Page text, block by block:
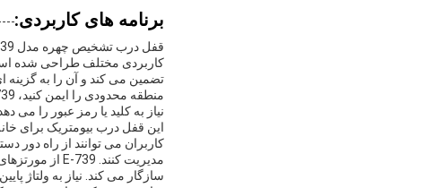
برنامه های کاربردی:
تضمین می کند و آن را به گزینه
نیاز به کلید یا رمز عبور را می دهد.
کاربران می توانند از راه دور